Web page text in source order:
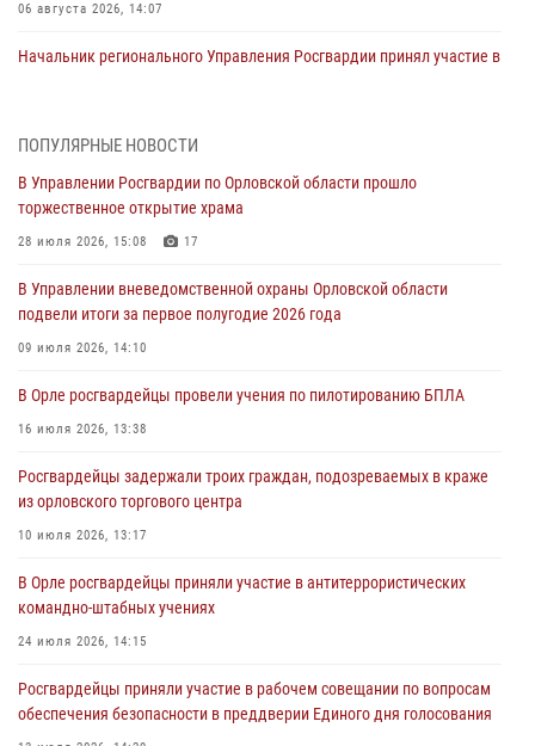
06 августа 2026, 14:07
Начальник регионального Управления Росгвардии принял участие в
первое полугодие
05 августа 2026, 13:12
совершении противоправных действий
04 августа 2026, 14:21
04 августа 2026, 14:06
предоставлении госуслуг
03 августа 2026, 14:30
ПОПУЛЯРНЫЕ НОВОСТИ
В Управлении Росгвардии по Орловской области прошло
торжественное открытие храма
28 июля 2026, 15:08 17
В Управлении вневедомственной охраны Орловской области
подвели итоги за первое полугодие 2026 года
09 июля 2026, 14:10
В Орле росгвардейцы провели учения по пилотированию БПЛА
16 июля 2026, 13:38
Росгвардейцы задержали троих граждан, подозреваемых в краже
из орловского торгового центра
10 июля 2026, 13:17
В Орле росгвардейцы приняли участие в антитеррористических
командно-штабных учениях
24 июля 2026, 14:15
Росгвардейцы приняли участие в рабочем совещании по вопросам
обеспечения безопасности в преддверии Единого дня голосования